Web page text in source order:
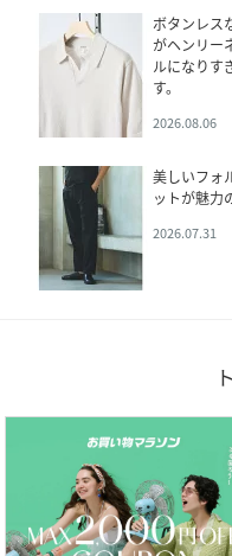
ボタンレス
がヘンリー
ルになりす
す。
2026.08.06
美しいフォ
ットが魅力
2026.07.31